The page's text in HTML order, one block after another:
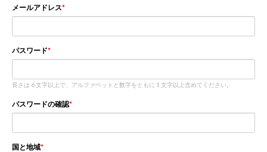
メールアドレス
パスワード
長さは 6 文字以上で、アルファベットと数字をともに 1 文字以上含めてください。
パスワードの確認
国と地域